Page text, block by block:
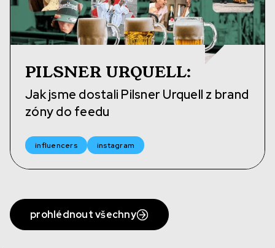
PILSNER URQUELL:
Jak jsme dostali Pilsner Urquell z brand
zóny do feedu
influencers instagram
prohlédnout všechny